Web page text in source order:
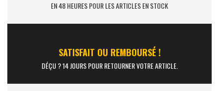
EN 48 HEURES POUR LES ARTICLES EN STOCK
SATISFAIT OU REMBOURSÉ !
DÉÇU ? 14 JOURS POUR RETOURNER VOTRE ARTICLE.